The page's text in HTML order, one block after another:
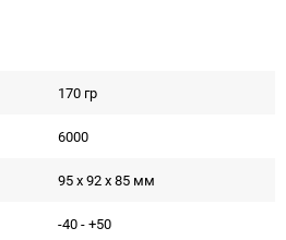
170 гр
6000
95 x 92 x 85 мм
-40 - +50